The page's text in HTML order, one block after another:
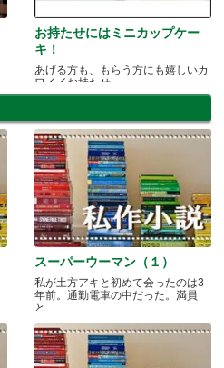
お持たせにはミニカップケー
キ！
あげる方も、もらう方にも嬉しいカ
ワイイお持たせ
スーパーウーマン（１）
私が土方アキと初めて会ったのは3
年前。通勤電車の中だった。満員
と.....